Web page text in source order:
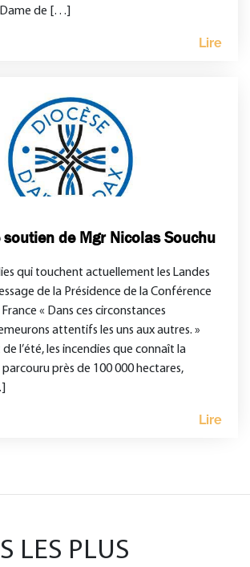
de […]
Lire
soutien de Mgr Nicolas Souchu
qui touchent actuellement les Landes
de la Présidence de la Conférence
« Dans ces circonstances
attentifs les uns aux autres. »
l’été, les incendies que connaît la
près de 100 000 hectares,
Lire
LES PLUS